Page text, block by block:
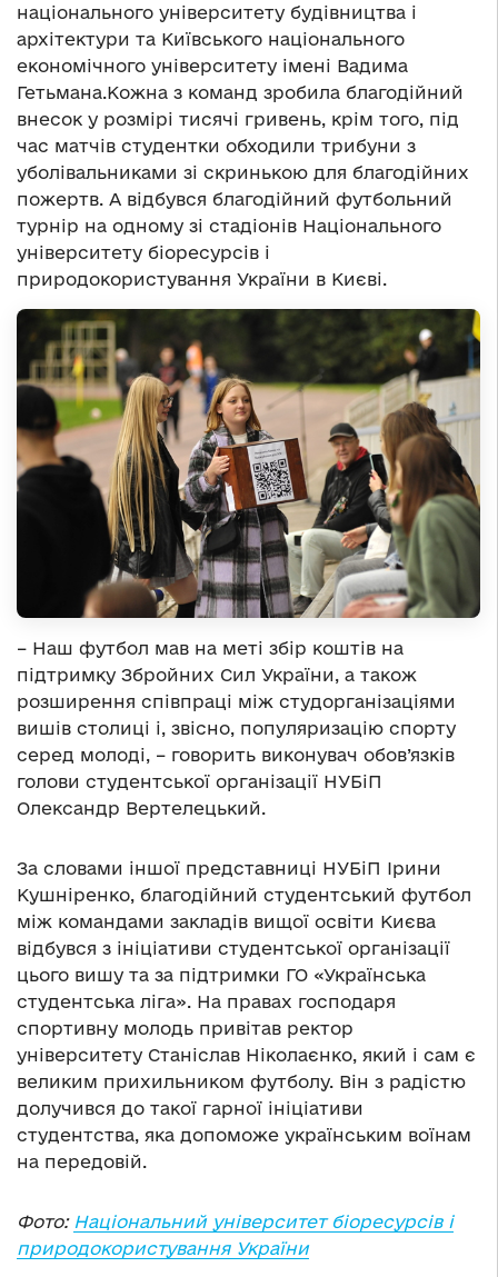
національного університету будівництва і
архітектури та Київського національного
економічного університету імені Вадима
Гетьмана.Кожна з команд зробила благодійний
внесок у розмірі тисячі гривень, крім того, під
час матчів студентки обходили трибуни з
уболівальниками зі скринькою для благодійних
пожертв. А відбувся благодійний футбольний
турнір на одному зі стадіонів Національного
університету біоресурсів і
природокористування України в Києві.
– Наш футбол мав на меті збір коштів на
підтримку Збройних Сил України, а також
розширення співпраці між студорганізаціями
вишів столиці і, звісно, популяризацію спорту
серед молоді, – говорить виконувач обов’язків
голови студентської організації НУБіП
Олександр Вертелецький.
За словами іншої представниці НУБіП Ірини
Кушніренко, благодійний студентський футбол
між командами закладів вищої освіти Києва
відбувся з ініціативи студентської організації
цього вишу та за підтримки ГО «Українська
студентська ліга». На правах господаря
спортивну молодь привітав ректор
університету Станіслав Ніколаєнко, який і сам є
великим прихильником футболу. Він з радістю
долучився до такої гарної ініціативи
студентства, яка допоможе українським воїнам
на передовій.
Фото: Національний університет біоресурсів і
природокористування України